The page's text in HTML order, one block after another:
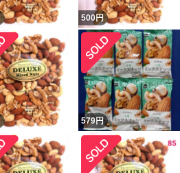
500円
579円